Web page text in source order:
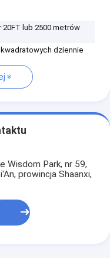
lub 2500 metrów
dziennie
Wisdom Park, nr 59,
prowincja Shaanxi,